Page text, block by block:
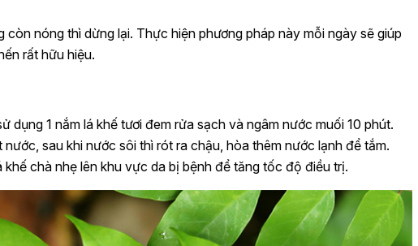
còn nóng thì dừng lại. Thực hiện phương pháp này mỗi ngày sẽ giúp
rất hữu hiệu.
dụng 1 nắm lá khế tươi đem rửa sạch và ngâm nước muối 10 phút.
nước, sau khi nước sôi thì rót ra chậu, hòa thêm nước lạnh để tắm.
khế chà nhẹ lên khu vực da bị bệnh để tăng tốc độ điều trị.